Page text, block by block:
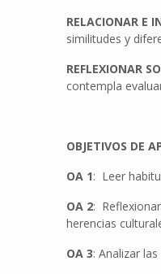
RELACIONAR E
similitudes y
REFLEXIONAR
contempla
OBJETIVOS DE
OA 1: Leer
OA 2:
herencias
OA 3: Analizar